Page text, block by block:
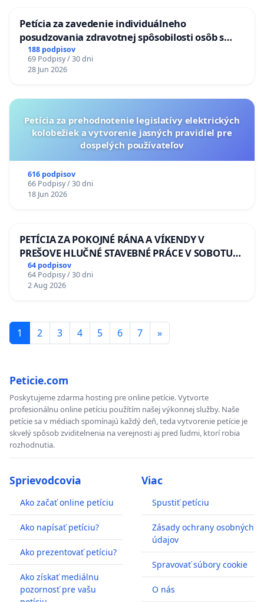
Petícia za zavedenie individuálneho
posudzovania zdravotnej spôsobilosti osôb s
diabetom 1. a 2. typu pri prijímaní do
Policajného zboru SR
188 podpisov
69 Podpisy / 30 dni
28 Jun 2026
Petícia za prehodnotenie legislatívy elektrických
kolobežiek a vytvorenie jasných pravidiel pre
dospelých používateľov
616 podpisov
66 Podpisy / 30 dni
18 Jun 2026
PETÍCIA ZA POKOJNÉ RÁNA A VÍKENDY V
PREŠOVE HLUČNÉ STAVEBNÉ PRÁCE V SOBOTU
LEN OD 9.00 DO 13.00 HOD., CEZ PRACOVNÝ
TÝŽDEŇ CIEĽ 8.00 – 18.00 HOD. A PRAVIDELNÁ
KONTROLA STAVBY C-AREA NA
64 podpisov
64 Podpisy / 30 dni
2 Aug 2026
1 2 3 4 5 6 7 »
Peticie.com
Poskytujeme zdarma hosting pre online petície. Vytvorte
profesionálnu online petíciu použítím našej výkonnej služby. Naše
petície sa v médiach spomínajú každý deň, teda vytvorenie petície je
skvelý spôsob zviditelnenia na verejnosti aj pred ľudmi, ktorí robia
rozhodnutia.
Sprievodcovia
Ako začať online petíciu
Ako napísať petíciu?
Ako prezentovať petíciu?
Ako získať mediálnu
pozornosť pre vašu
Viac
Spustiť petíciu
Zásady ochrany osobných
údajov
Spravovať súbory cookie
O nás